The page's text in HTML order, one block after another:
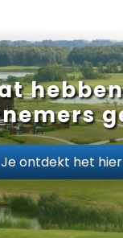
Je ontdekt het hier